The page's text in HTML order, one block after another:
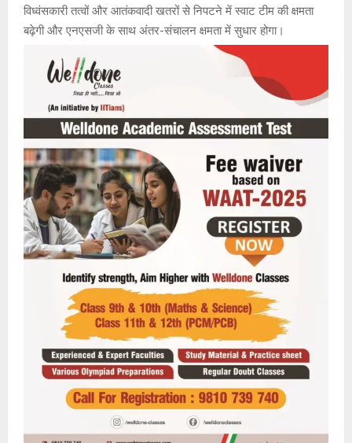
विध्वंसकारी तत्वों और आतंकवादी खतरों से निपटने में स्वाट टीम की क्षमता
बढ़ेगी और एनएसजी के साथ अंतर-संचालन क्षमता में सुधार होगा।